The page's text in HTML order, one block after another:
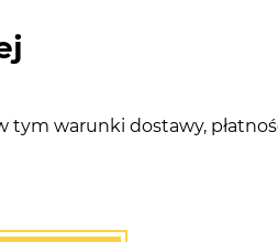
warunki dostawy,